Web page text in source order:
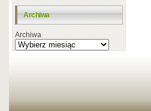
Archiwa
Archiwa